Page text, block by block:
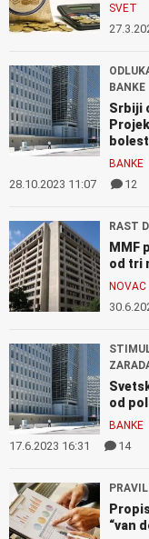
SVET
BANKE
Srbiji
BANKE
28.10.2023 11:07 12
RAST
MMF
od tri
NOVAC
od
BANKE
17.6.2023 16:31 14
“van